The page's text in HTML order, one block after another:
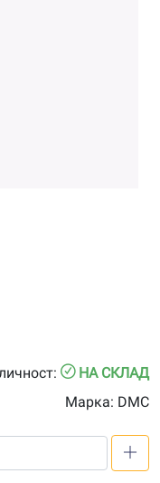
НА СКЛАД
Марка: DMC